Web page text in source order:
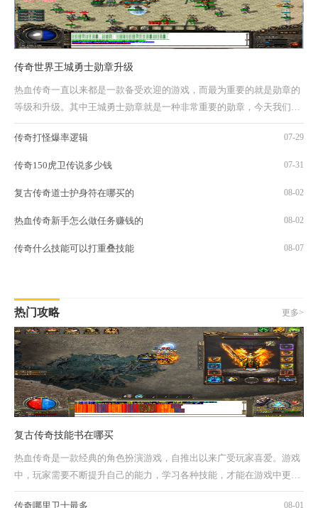
传奇世界王城勇士勋章升级
热血传奇一直以来都是一款备受欢迎的游戏，而最为重要的就是勋章的
等级和升级。其中王城勇士勋章就是一种非常重要的勋章，今天我们就
来详细介绍一下热血传奇传奇世界王城勇士...
传奇打怪爆率逻辑
07-29
传奇150虎卫传说多少钱 07-31
复古传奇道士护身符在哪买的 08-02
热血传奇新手怎么做任务赚钱的 08-02
传奇什么技能可以打重叠技能 08-07
热门攻略 更多>
复古传奇技能书在哪买
热血传奇是一款经典的角色扮演游戏，自推出以来广受玩家喜爱。游戏
中，玩家需要不断提升自己的能力，学习各种技能，才能在游戏中更好
地闯荡天下。而复古传奇则是热血传奇的一...
传奇哪里卫士最多
08-01